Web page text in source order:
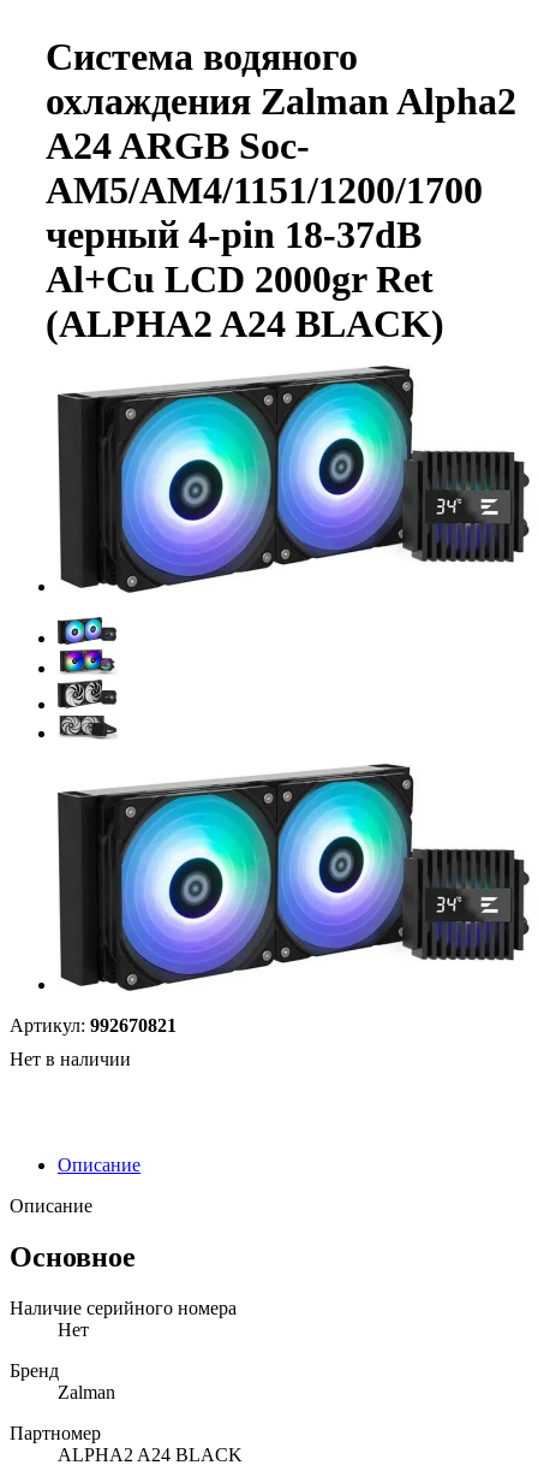
Система водяного
охлаждения Zalman Alpha2
A24 ARGB Soc-
AM5/AM4/1151/1200/1700
черный 4-pin 18-37dB
Al+Cu LCD 2000gr Ret
(ALPHA2 A24 BLACK)
Артикул: 992670821
Нет в наличии
Описание
Описание
Основное
Наличие серийного номера
Нет
Бренд
Zalman
Партномер
ALPHA2 A24 BLACK